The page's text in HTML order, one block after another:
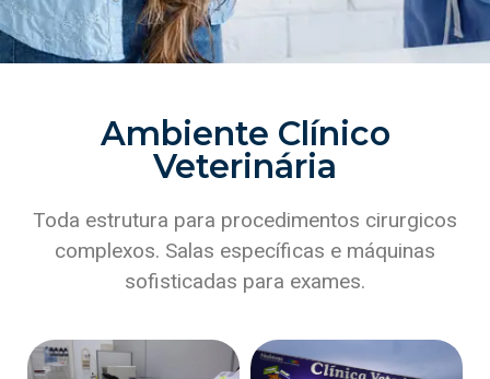
Ambiente Clínico
Veterinária
Toda estrutura para procedimentos cirurgicos
complexos. Salas específicas e máquinas
sofisticadas para exames.